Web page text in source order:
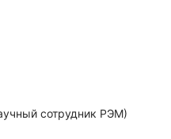
сотрудник РЭМ)